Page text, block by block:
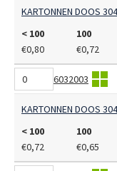
KARTONNEN DOOS
< 100
100
€0,80
€0,72
6032003
KARTONNEN DOOS
< 100
100
€0,72
€0,65